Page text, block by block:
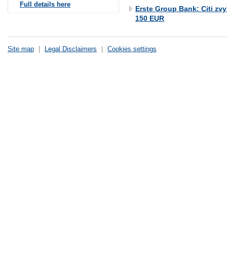
Erste Group Bank: Citi
150 EUR
Full details here
Site map Legal Disclaimers Cookies settings